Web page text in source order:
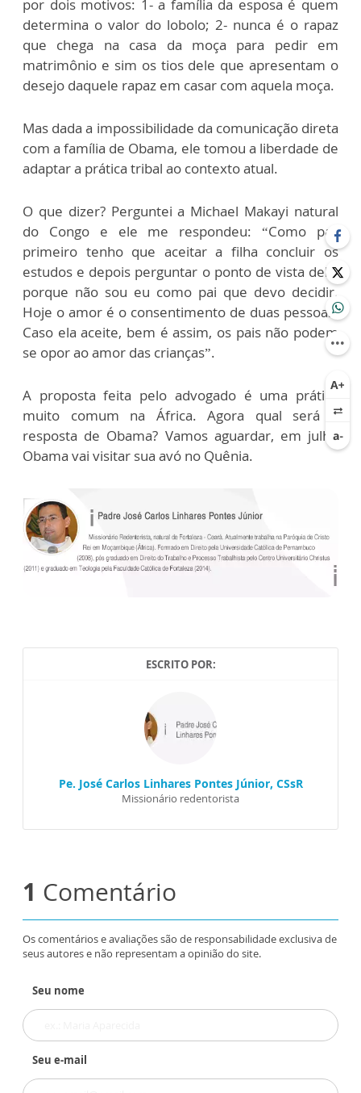
por dois motivos: 1- a família da esposa é quem
determina o valor do lobolo; 2- nunca é o rapaz
que chega na casa da moça para pedir em
matrimônio e sim os tios dele que apresentam o
desejo daquele rapaz em casar com aquela moça.
Mas dada a impossibilidade da comunicação direta
com a família de Obama, ele tomou a liberdade de
adaptar a prática tribal ao contexto atual.
O que dizer? Perguntei a Michael Makayi natural
do Congo e ele me respondeu: “Como pai,
primeiro tenho que aceitar a filha concluir os
estudos e depois perguntar o ponto de vista dela,
porque não sou eu como pai que devo decidir.
Hoje o amor é o consentimento de duas pessoas.
Caso ela aceite, bem é assim, os pais não podem
se opor ao amor das crianças”.
A proposta feita pelo advogado é uma prática
muito comum na África. Agora qual será a
resposta de Obama? Vamos aguardar, em julho
Obama vai visitar sua avó no Quênia.
ESCRITO POR:
Pe. José Carlos Linhares Pontes Júnior, CSsR
Missionário redentorista
1 Comentário
Os comentários e avaliações são de responsabilidade exclusiva de
seus autores e não representam a opinião do site.
Seu nome
Seu e-mail